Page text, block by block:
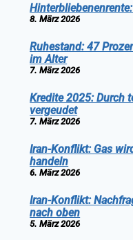
8. März 2026
Ruhestand: 47
im Alter
7. März 2026
Kredite 2025: Durch
vergeudet
7. März 2026
Iran-Konflikt: Gas
handeln
6. März 2026
Iran-Konflikt:
nach oben
5. März 2026